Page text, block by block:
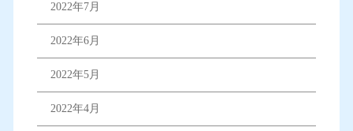
2022年7月
2022年6月
2022年5月
2022年4月